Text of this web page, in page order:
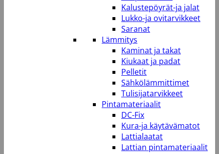
Kalustepöyrät-ja jalat
Lukko-ja ovitarvikkeet
Saranat
Lämmitys
Kaminat ja takat
Kiukaat ja padat
Pelletit
Sähkölämmittimet
Tulisijatarvikkeet
Pintamateriaalit
DC-Fix
Kura-ja käytävämatot
Lattialaatat
Lattian pintamateriaalit